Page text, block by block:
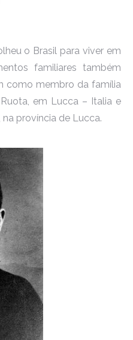
o Brasil para viver em
familiares também
como membro da família
em Lucca – Italia e
província de Lucca.